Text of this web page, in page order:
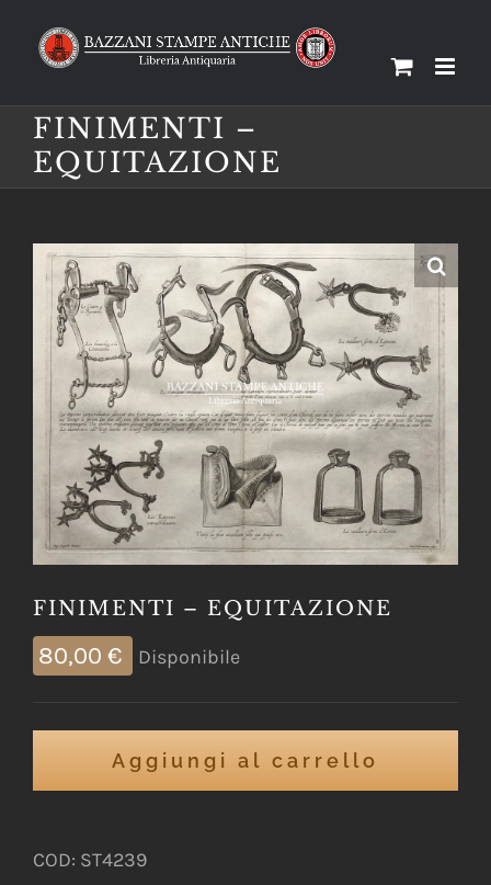
FINIMENTI –
EQUITAZIONE
FINIMENTI – EQUITAZIONE
80,00 € Disponibile
Aggiungi al carrello
COD: ST4239